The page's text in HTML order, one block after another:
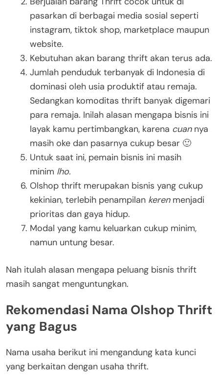
pasarkan di berbagai media sosial seperti
instagram, tiktok shop, marketplace maupun
website.
Kebutuhan akan barang thrift akan terus ada.
Jumlah penduduk terbanyak di Indonesia di
dominasi oleh usia produktif atau remaja.
Sedangkan komoditas thrift banyak digemari
para remaja. Inilah alasan mengapa bisnis ini
layak kamu pertimbangkan, karena cuannya
masih oke dan pasarnya cukup besar 🙂
Untuk saat ini, pemain bisnis ini masih
minim lho.
Olshop thrift merupakan bisnis yang cukup
kekinian, terlebih penampilan keren menjadi
prioritas dan gaya hidup.
Modal yang kamu keluarkan cukup minim,
namun untung besar.
Nah itulah alasan mengapa peluang bisnis thrift
masih sangat menguntungkan.
Rekomendasi Nama Olshop Thrift
yang Bagus
Nama usaha berikut ini mengandung kata kunci
yang berkaitan dengan usaha thrift.